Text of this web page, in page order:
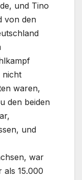
und Tino
von den
nicht
waren,
den beiden
und
war
als 15.000